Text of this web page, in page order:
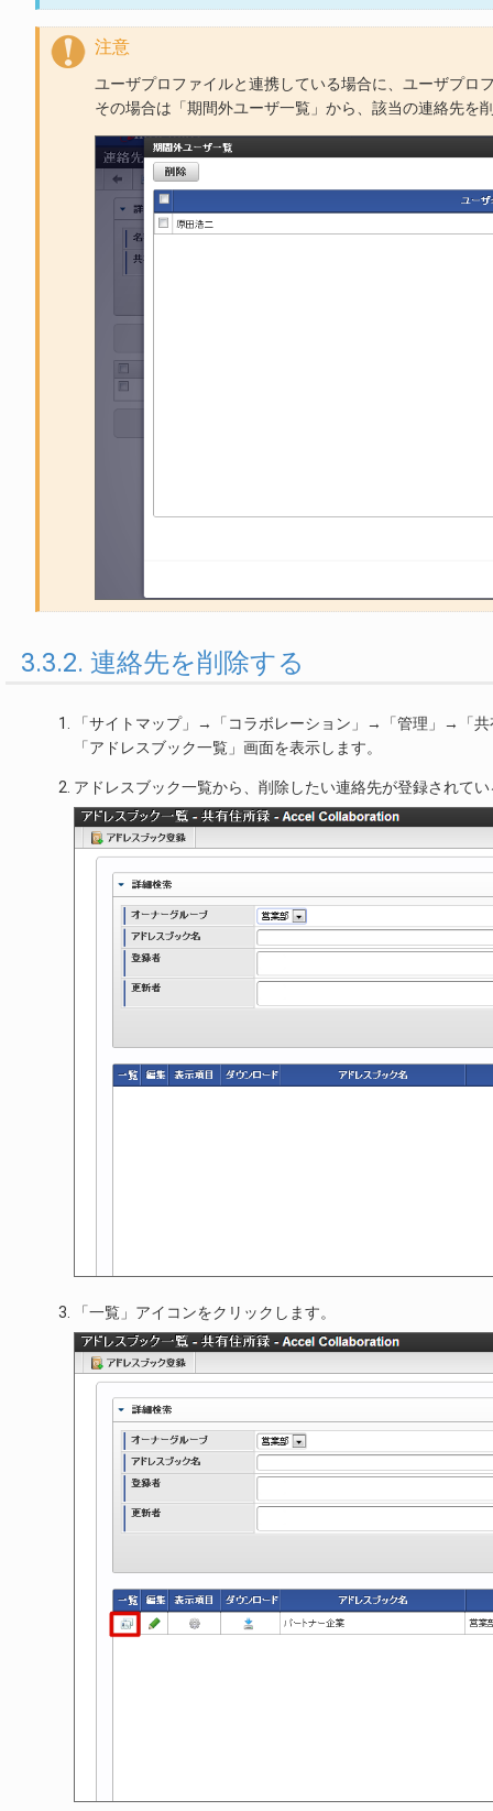
注意
ユーザプロファイルと連携している場合に、ユーザプロ
その場合は「期間外ユーザ一覧」から、該当の連絡先を
3.3.2. 連絡先を削除する
「サイトマップ」→「コラボレーション」→「管理」→「
「アドレスブック一覧」画面を表示します。
アドレスブック一覧から、削除したい連絡先が登録されて
「一覧」アイコンをクリックします。